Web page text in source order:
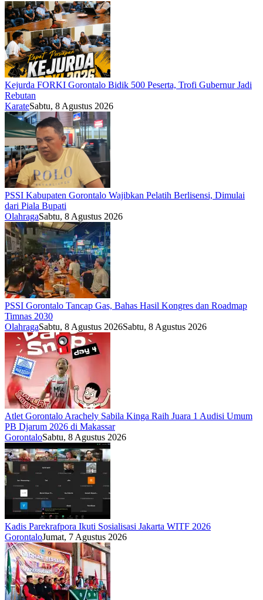
Kejurda FORKI Gorontalo Bidik 500 Peserta, Trofi Gubernur Jadi
Rebutan
KarateSabtu, 8 Agustus 2026
PSSI Kabupaten Gorontalo Wajibkan Pelatih Berlisensi, Dimulai
dari Piala Bupati
OlahragaSabtu, 8 Agustus 2026
PSSI Gorontalo Tancap Gas, Bahas Hasil Kongres dan Roadmap
Timnas 2030
OlahragaSabtu, 8 Agustus 2026Sabtu, 8 Agustus 2026
Atlet Gorontalo Arachely Sabila Kinga Raih Juara 1 Audisi Umum
PB Djarum 2026 di Makassar
GorontaloSabtu, 8 Agustus 2026
Kadis Parekrafpora Ikuti Sosialisasi Jakarta WITF 2026
GorontaloJumat, 7 Agustus 2026